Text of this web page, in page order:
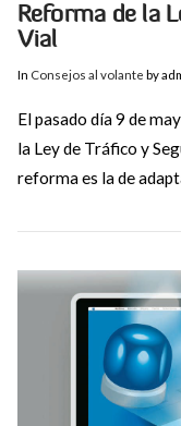
Reforma de la
Vial
In Consejos al volante by
El pasado día 9 de
la Ley de Tráfico y
reforma es la de